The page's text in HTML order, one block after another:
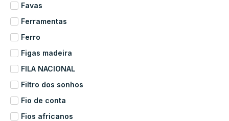
Favas
Ferramentas
Ferro
Figas madeira
FILA NACIONAL
Filtro dos sonhos
Fio de conta
Fios africanos